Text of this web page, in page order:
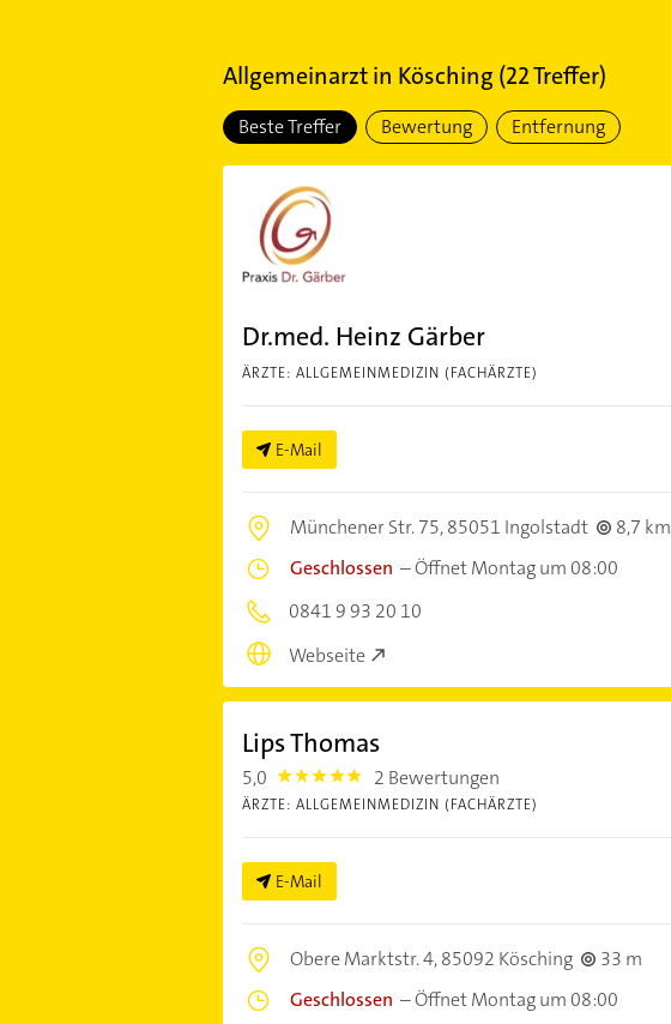
Allgemeinarztin Kösching (22Treffer)
Beste Treffer Bewertung Entfernung
Dr.med. Heinz Gärber
ÄRZTE: ALLGEMEINMEDIZIN (FACHÄRZTE)
E-Mail
Münchener Str. 75,85051 Ingolstadt
8,7 km
Geschlossen –Öffnet Montag um 08:00
0841 9 93 20 10
Webseite
Lips Thomas
5,0 5.0 2 Bewertungen
ÄRZTE: ALLGEMEINMEDIZIN (FACHÄRZTE)
E-Mail
Obere Marktstr. 4,85092 Kösching
33 m
Geschlossen –Öffnet Montag um 08:00